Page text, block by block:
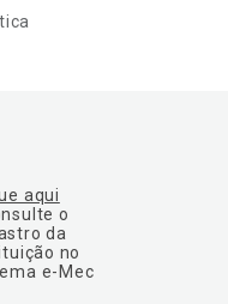
aqui
o
da
no
e-Mec